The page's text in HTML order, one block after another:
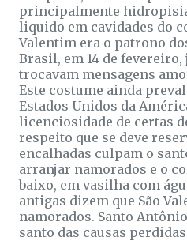
principalmente
liquido em cavidades do
Valentim era o patrono
Brasil, em 14 de
trocavam mensagens
Este costume ainda
Estados Unidos da
licenciosidade de certas
respeito que se deve
encalhadas culpam o
arranjar namorados e o
baixo, em vasilha com
antigas dizem que São
namorados. Santo
santo das causas perdidas